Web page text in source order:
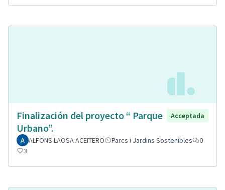
Finalización del proyecto “ Parque
Urbano”.
Acceptada
ALFONS LAOSA ACEITERO Parcs i Jardins Sostenibles
0
3